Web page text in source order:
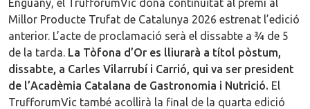
Enguany, el TrufforumVic dona continuïtat al premi al
Millor Producte Trufat de Catalunya 2026 estrenat l’edició
anterior. L’acte de proclamació serà el dissabte a ¾ de 5
de la tarda. La Tòfona d’Or es lliurarà a títol pòstum,
dissabte, a Carles Vilarrubí i Carrió, qui va ser president
de l’Acadèmia Catalana de Gastronomia i Nutrició. El
TrufforumVic també acollirà la final de la quarta edició